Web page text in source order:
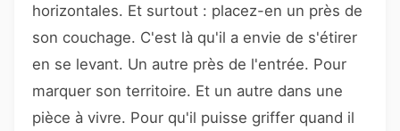
horizontales. Et surtout : placez-en un près de
son couchage. C'est là qu'il a envie de s'étirer
en se levant. Un autre près de l'entrée. Pour
marquer son territoire. Et un autre dans une
pièce à vivre. Pour qu'il puisse griffer quand il